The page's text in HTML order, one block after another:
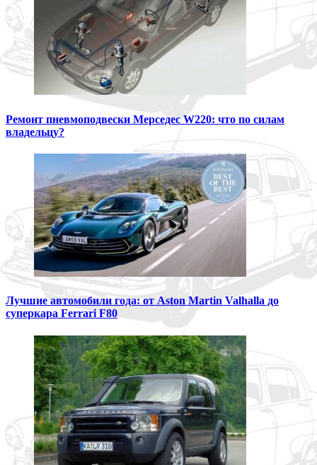
Ремонт пневмоподвески Мерседес W220: что по силам
владельцу?
Лучшие автомобили года: от Aston Martin Valhalla до
суперкара Ferrari F80